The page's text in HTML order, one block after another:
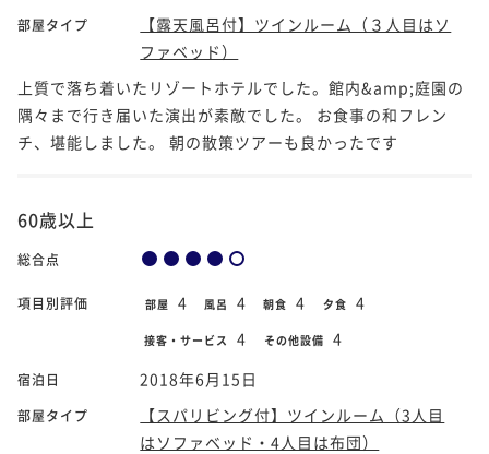
部屋タイプ
【露天風呂付】ツインルーム（３人目はソ
ファベッド）
上質で落ち着いたリゾートホテルでした。館内&amp;庭園の
隅々まで行き届いた演出が素敵でした。 お食事の和フレン
チ、堪能しました。 朝の散策ツアーも良かったです
60歳以上
総合点
項目別評価 部屋 4 風呂 4 朝食 4 夕食 4
接客・サービス 4 その他設備 4
宿泊日 2018年6月15日
部屋タイプ
【スパリビング付】ツインルーム（3人目
はソファベッド・4人目は布団）